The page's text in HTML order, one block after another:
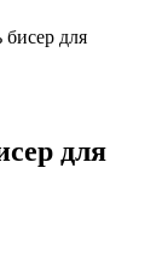
бисер для
для